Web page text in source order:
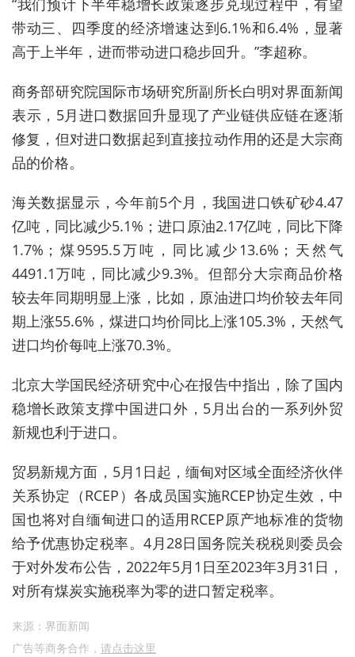
“我们预计下半年稳增长政策逐步兑现过程中，有望
带动三、四季度的经济增速达到6.1%和6.4%，显著
高于上半年，进而带动进口稳步回升。”李超称。
商务部研究院国际市场研究所副所长白明对界面新闻
表示，5月进口数据回升显现了产业链供应链在逐渐
修复，但对进口数据起到直接拉动作用的还是大宗商
品的价格。
海关数据显示，今年前5个月，我国进口铁矿砂4.47
亿吨，同比减少5.1%；进口原油2.17亿吨，同比下降
1.7%；煤9595.5万吨，同比减少13.6%；天然气
4491.1万吨，同比减少9.3%。但部分大宗商品价格
较去年同期明显上涨，比如，原油进口均价较去年同
期上涨55.6%，煤进口均价同比上涨105.3%，天然气
进口均价每吨上涨70.3%。
北京大学国民经济研究中心在报告中指出，除了国内
稳增长政策支撑中国进口外，5月出台的一系列外贸
新规也利于进口。
贸易新规方面，5月1日起，缅甸对区域全面经济伙伴
关系协定（RCEP）各成员国实施RCEP协定生效，中
国也将对自缅甸进口的适用RCEP原产地标准的货物
给予优惠协定税率。4月28日国务院关税税则委员会
于对外发布公告，2022年5月1日至2023年3月31日，
对所有煤炭实施税率为零的进口暂定税率。
来源：界面新闻
广告等商务合作， 请点击这里